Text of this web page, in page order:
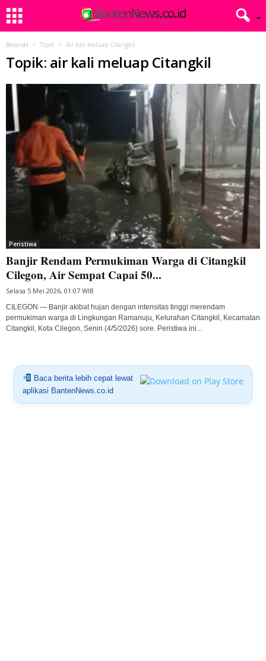
Beranda Topik Air kali meluap Citangkil
Topik: air kali meluap Citangkil
Peristiwa
Banjir Rendam Permukiman Warga di Citangkil
Cilegon, Air Sempat Capai 50...
Selasa 5 Mei 2026, 01:07 WIB
CILEGON — Banjir akibat hujan dengan intensitas tinggi merendam
permukiman warga di Lingkungan Ramanuju, Kelurahan Citangkil, Kecamatan
Citangkil, Kota Cilegon, Senin (4/5/2026) sore. Peristiwa ini...
Baca berita lebih cepat lewat
aplikasi BantenNews.co.id